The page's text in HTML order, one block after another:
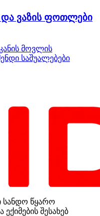
და ვაზის ფოთლები
მოვლის
საშუალებები
სანდო წყარო
შესახებ